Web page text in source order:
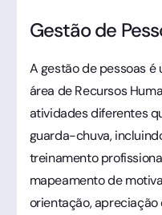
Gestão de
A gestão de pessoas
área de Recursos
atividades diferentes
guarda-chuva,
treinamento
mapeamento de
orientação,